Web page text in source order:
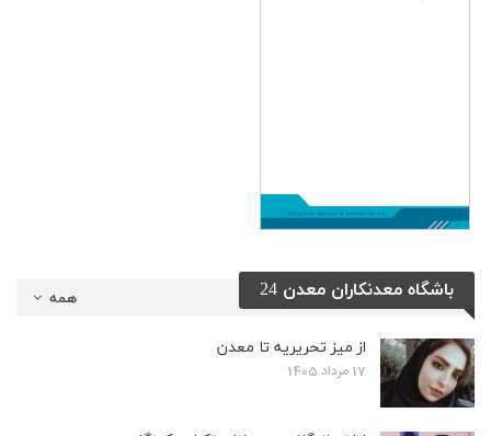
همه باشگاه معدنکاران معدن 24
از میز تحریریه تا معدن
17 مرداد 1405